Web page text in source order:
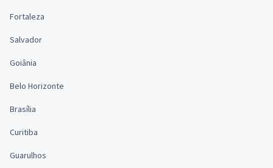
Fortaleza
Salvador
Goiânia
Belo Horizonte
Brasília
Curitiba
Guarulhos